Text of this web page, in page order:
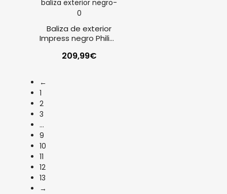
Baliza de exterior
Impress negro Philips
209,99€
←
1
2
3
…
9
10
11
12
13
→